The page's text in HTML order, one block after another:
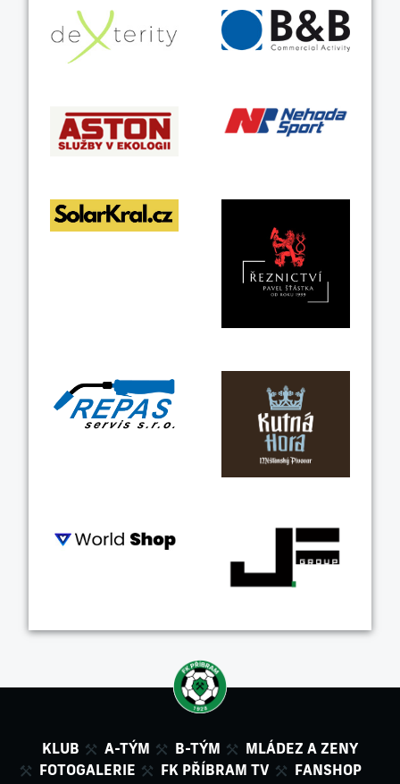
KLUB A-TÝM B-TÝM
MLÁDEZ A ZENY
FOTOGALERIE
FK PŘÍBRAM TV
FANSHOP